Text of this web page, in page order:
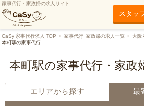
家事代行・家政婦の求人サイト
スタッ
CaSy 家事代行求人 TOP 家事代行･家政婦の求人一覧 大阪
本町駅の家事代行
本町駅の家事代行・家政
エリアから探す 最